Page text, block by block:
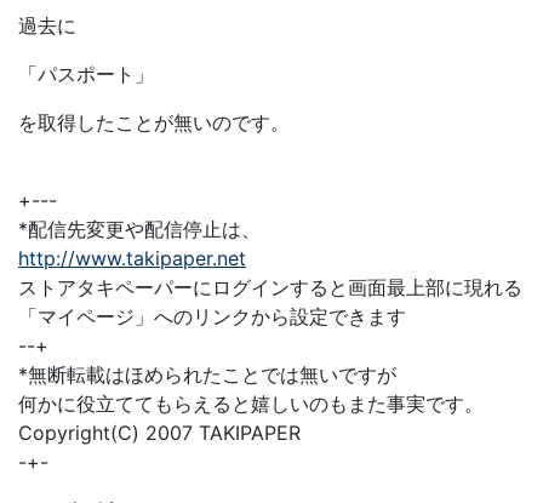
過去に
「パスポート」
を取得したことが無いのです。
+---
*配信先変更や配信停止は、
http://www.takipaper.net
ストアタキペーパーにログインすると画面最上部に現れる
「マイページ」へのリンクから設定できます
--+
*無断転載はほめられたことでは無いですが
何かに役立ててもらえると嬉しいのもまた事実です。
Copyright(C) 2007 TAKIPAPER
-+-